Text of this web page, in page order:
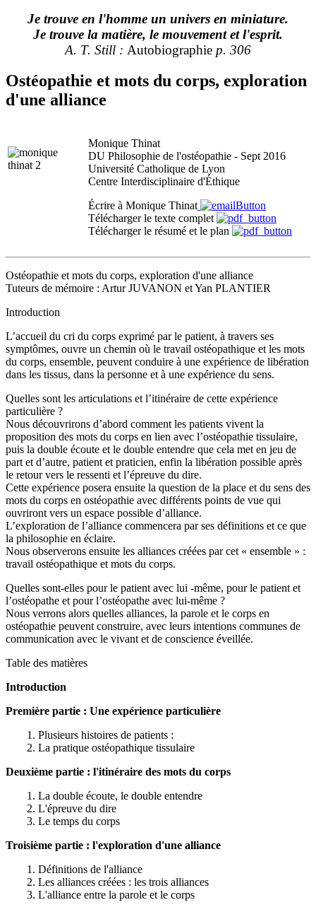
Je trouve en l'homme un univers en miniature.
Je trouve la matière, le mouvement et l'esprit.
A. T. Still : Autobiographie p. 306
Ostéopathie et mots du corps, exploration
d'une alliance
Monique Thinat
DU Philosophie de l'ostéopathie - Sept 2016
Université Catholique de Lyon
Centre Interdisciplinaire d'Éthique
Écrire à Monique Thinat
Télécharger le texte complet
Télécharger le résumé et le plan
Ostéopathie et mots du corps, exploration d'une alliance
Tuteurs de mémoire : Artur JUVANON et Yan PLANTIER
Introduction
L’accueil du cri du corps exprimé par le patient, à travers ses
symptômes, ouvre un chemin où le travail ostéopathique et les mots
du corps, ensemble, peuvent conduire à une expérience de libération
dans les tissus, dans la personne et à une expérience du sens.
Quelles sont les articulations et l’itinéraire de cette expérience
particulière ?
Nous découvrirons d’abord comment les patients vivent la
proposition des mots du corps en lien avec l’ostéopathie tissulaire,
puis la double écoute et le double entendre que cela met en jeu de
part et d’autre, patient et praticien, enfin la libération possible après
le retour vers le ressenti et l’épreuve du dire.
Cette expérience posera ensuite la question de la place et du sens des
mots du corps en ostéopathie avec différents points de vue qui
ouvriront vers un espace possible d’alliance.
L’exploration de l’alliance commencera par ses définitions et ce que
la philosophie en éclaire.
Nous observerons ensuite les alliances créées par cet « ensemble » :
travail ostéopathique et mots du corps.
Quelles sont-elles pour le patient avec lui -même, pour le patient et
l’ostéopathe et pour l’ostéopathe avec lui-même ?
Nous verrons alors quelles alliances, la parole et le corps en
ostéopathie peuvent construire, avec leurs intentions communes de
communication avec le vivant et de conscience éveillée.
Table des matières
Introduction
Première partie : Une expérience particulière
1. Plusieurs histoires de patients :
2. La pratique ostéopathique tissulaire
Deuxième partie : l'itinéraire des mots du corps
1. La double écoute, le double entendre
2. L'épreuve du dire
3. Le temps du corps
Troisième partie : l'exploration d'une alliance
1. Définitions de l'alliance
2. Les alliances créées : les trois alliances
3. L'alliance entre la parole et le corps